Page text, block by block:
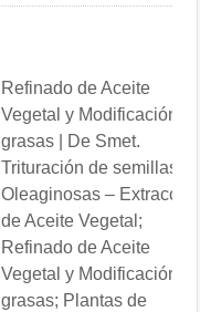
Refinado de Aceite
Vegetal y Modificación de
grasas | De Smet.
Trituración de semillas
Oleaginosas – Extracción
de Aceite Vegetal;
Refinado de Aceite
Vegetal y Modificación de
grasas; Plantas de